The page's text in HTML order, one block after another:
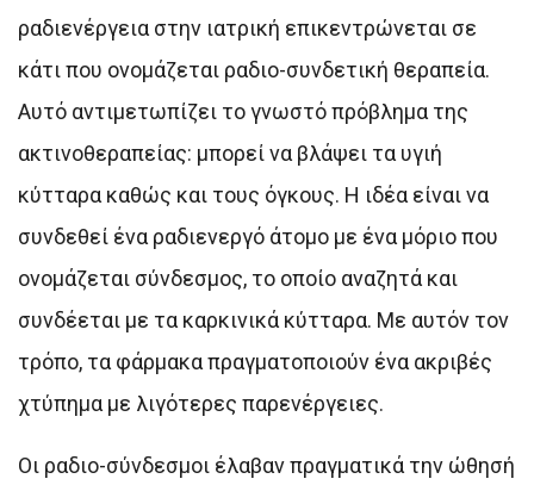
ραδιενέργεια στην ιατρική επικεντρώνεται σε
κάτι που ονομάζεται ραδιο-συνδετική θεραπεία.
Αυτό αντιμετωπίζει το γνωστό πρόβλημα της
ακτινοθεραπείας: μπορεί να βλάψει τα υγιή
κύτταρα καθώς και τους όγκους. Η ιδέα είναι να
συνδεθεί ένα ραδιενεργό άτομο με ένα μόριο που
ονομάζεται σύνδεσμος, το οποίο αναζητά και
συνδέεται με τα καρκινικά κύτταρα. Με αυτόν τον
τρόπο, τα φάρμακα πραγματοποιούν ένα ακριβές
χτύπημα με λιγότερες παρενέργειες.
Οι ραδιο-σύνδεσμοι έλαβαν πραγματικά την ώθησή